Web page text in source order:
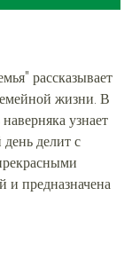
рассказывает
жизни. В
узнает
делит с
предназначена